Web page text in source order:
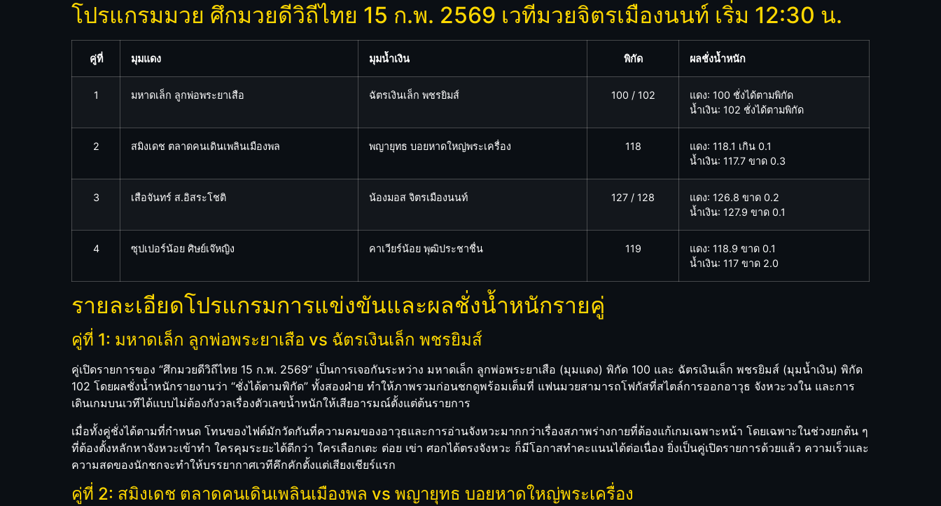
โปรแกรมมวย ศึกมวยดีวิถีไทย 15 ก.พ. 2569 เวทีมวยจิตรเมืองนนท์ เริ่ม 12:30 น.
คู่ที่ มุมแดง มุมน้ำเงิน พิกัด ผลชั่งน้ำหนัก
1 มหาดเล็ก ลูกพ่อพระยาเสือ ฉัตรเงินเล็ก พชรยิมส์ 100 / 102
แดง: 100 ชั่งได้ตามพิกัด
น้ำเงิน: 102 ชั่งได้ตามพิกัด
2 สมิงเดช ตลาดคนเดินเพลินเมืองพล พญายุทธ บอยหาดใหญ่พระเครื่อง 118
แดง: 118.1 เกิน 0.1
น้ำเงิน: 117.7 ขาด 0.3
3 เสือจันทร์ ส.อิสระโชติ น้องมอส จิตรเมืองนนท์ 127 / 128
แดง: 126.8 ขาด 0.2
น้ำเงิน: 127.9 ขาด 0.1
4 ซุปเปอร์น้อย ศิษย์เจ๊หญิง คาเวียร์น้อย พุฒิประชาชื่น 119
แดง: 118.9 ขาด 0.1
น้ำเงิน: 117 ขาด 2.0
รายละเอียดโปรแกรมการแข่งขันและผลชั่งน้ำหนักรายคู่
คู่ที่ 1: มหาดเล็ก ลูกพ่อพระยาเสือ vs ฉัตรเงินเล็ก พชรยิมส์
คู่เปิดรายการของ “ศึกมวยดีวิถีไทย 15 ก.พ. 2569” เป็นการเจอกันระหว่าง มหาดเล็ก ลูกพ่อพระยาเสือ (มุมแดง) พิกัด 100 และ ฉัตรเงินเล็ก พชรยิมส์ (มุมน้ำเงิน) พิกัด
102 โดยผลชั่งน้ำหนักรายงานว่า “ชั่งได้ตามพิกัด” ทั้งสองฝ่าย ทำให้ภาพรวมก่อนชกดูพร้อมเต็มที่ แฟนมวยสามารถโฟกัสที่สไตล์การออกอาวุธ จังหวะวงใน และการ
เดินเกมบนเวทีได้แบบไม่ต้องกังวลเรื่องตัวเลขน้ำหนักให้เสียอารมณ์ตั้งแต่ต้นรายการ
เมื่อทั้งคู่ชั่งได้ตามที่กำหนด โทนของไฟต์มักวัดกันที่ความคมของอาวุธและการอ่านจังหวะมากกว่าเรื่องสภาพร่างกายที่ต้องแก้เกมเฉพาะหน้า โดยเฉพาะในช่วงยกต้น ๆ
ที่ต้องตั้งหลักหาจังหวะเข้าทำ ใครคุมระยะได้ดีกว่า ใครเลือกเตะ ต่อย เข่า ศอกได้ตรงจังหวะ ก็มีโอกาสทำคะแนนได้ต่อเนื่อง ยิ่งเป็นคู่เปิดรายการด้วยแล้ว ความเร็วและ
ความสดของนักชกจะทำให้บรรยากาศเวทีคึกคักตั้งแต่เสียงเชียร์แรก
คู่ที่ 2: สมิงเดช ตลาดคนเดินเพลินเมืองพล vs พญายุทธ บอยหาดใหญ่พระเครื่อง